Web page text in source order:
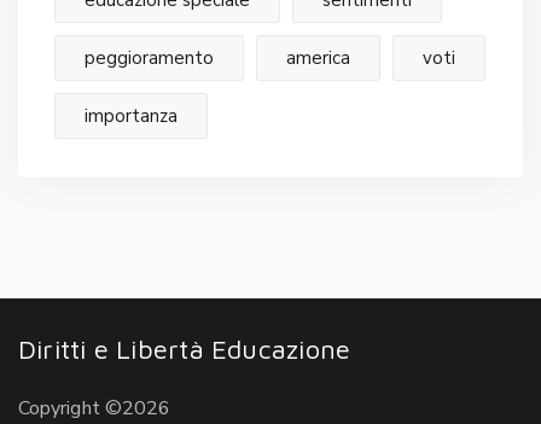
peggioramento america voti
importanza
Diritti e Libertà Educazione
Copyright ©2026